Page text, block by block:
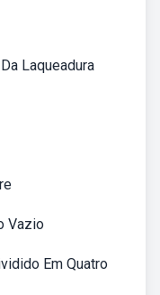
Laqueadura
Vazio
Em Quatro